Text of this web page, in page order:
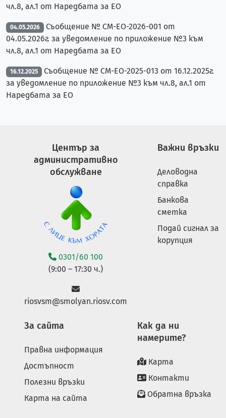
чл.8, ал.1 от Наредбата за ЕО
04.05.2026
Съобщение № СМ-ЕО-2026-001 от
04.05.2026г. за уведомление по приложение №3 към
чл.8, ал.1 от Наредбата за ЕО
16.12.2025
Съобщение № СМ-ЕО-2025-013 от 16.12.2025г.
за уведомление по приложение №3 към чл.8, ал.1 от
Наредбата за ЕО
Център за
административно
обслужване
0301/60 100
(9:00 – 17:30 ч.)
riosvsm@smolyan.riosv.com
Важни връзки
Деловодна
справка
Банкова
сметка
Подай сигнал за
корупция
За сайта
Правна информация
Достъпност
Полезни връзки
Карта на сайта
Как да ни
намерите?
Карта
Контакти
Обратна връзка